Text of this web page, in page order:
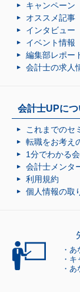
キャンペーン
オススメ記事
インタビュー
イベント情報
編集部レポー
会計士の求人
会計士UPにつ
これまでのセ
転職をお考え
1分でわかる
会計士メンタ
利用規約
個人情報の取
あ
キ
あ